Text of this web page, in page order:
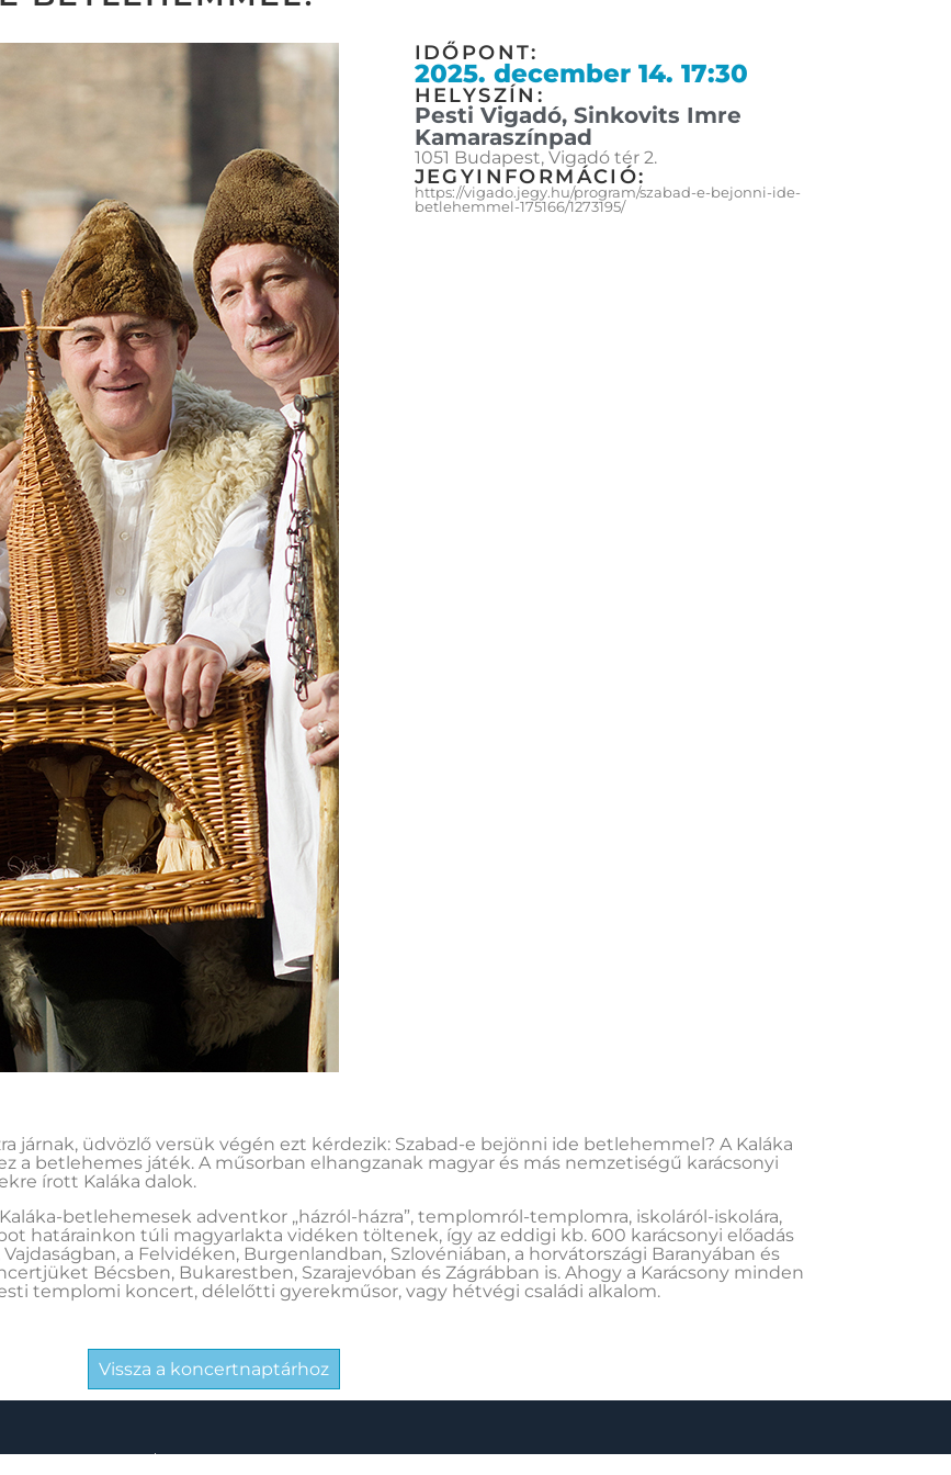
IDŐPONT:
2025. december 14. 17:30
HELYSZÍN:
Pesti Vigadó, Sinkovits Imre
Kamaraszínpad
1051 Budapest, Vigadó tér 2.
JEGYINFORMÁCIÓ:
https://vigado.jegy.hu/program/szabad-e-bejonni-ide-
betlehemmel-175166/1273195/
járnak, üdvözlő versük végén ezt kérdezik: Szabad-e bejönni ide betlehemmel? A Kaláka
a betlehemes játék. A műsorban elhangzanak magyar és más nemzetiségű karácsonyi
írott Kaláka dalok.
betlehemesek adventkor „házról-házra”, templomról-templomra, iskoláról-iskolára,
határainkon túli magyarlakta vidéken töltenek, így az eddigi kb. 600 karácsonyi előadás
a Felvidéken, Burgenlandban, Szlovéniában, a horvátországi Baranyában és
Bécsben, Bukarestben, Szarajevóban és Zágrábban is. Ahogy a Karácsony minden
templomi koncert, délelőtti gyerekműsor, vagy hétvégi családi alkalom.
Vissza a koncertnaptárhoz